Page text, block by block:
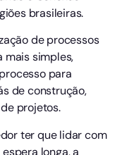
brasileiras.
de processos
mais simples,
para
de construção,
projetos.
ter que lidar com
longa, a